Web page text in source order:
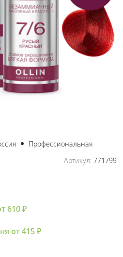
Профессиональная
Артикул:771799
610 ₽
от 415 ₽